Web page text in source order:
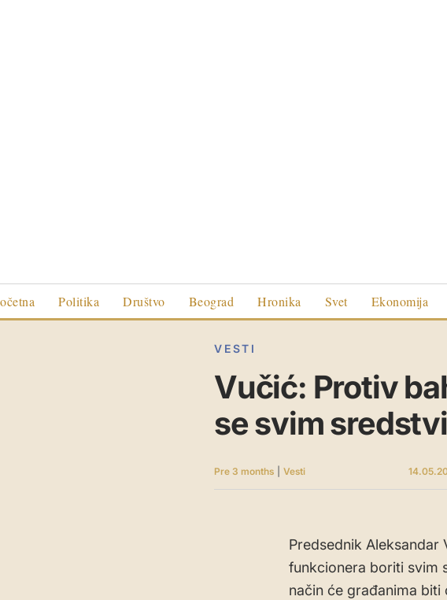
Politika Društvo Beograd Hronika Svet Ekonomija
VESTI
Vučić: Protiv
se svim
Pre 3 months Vesti
Predsednik
funkcionera boriti svim
način će građanima